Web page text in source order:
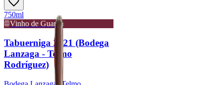
750ml
Vinho de Guarda
Tabuerniga 2021 (Bodega
Lanzaga - Telmo
Rodríguez)